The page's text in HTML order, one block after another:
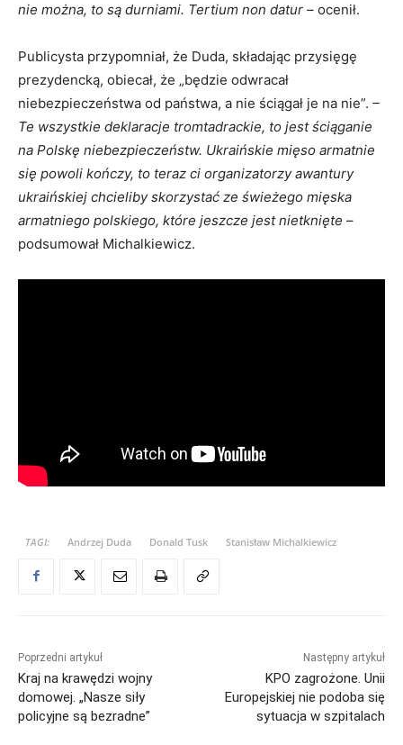
nie można, to są durniami. Tertium non datur – ocenił.
Publicysta przypomniał, że Duda, składając przysięgę
prezydencką, obiecał, że „będzie odwracał
niebezpieczeństwa od państwa, a nie ściągał je na nie”. –
Te wszystkie deklaracje tromtadrackie, to jest ściąganie
na Polskę niebezpieczeństw. Ukraińskie mięso armatnie
się powoli kończy, to teraz ci organizatorzy awantury
ukraińskiej chcieliby skorzystać ze świeżego mięska
armatniego polskiego, które jeszcze jest nietknięte –
podsumował Michalkiewicz.
TAGI: Andrzej Duda Donald Tusk Stanisław Michalkiewicz
Poprzedni artykuł
Kraj na krawędzi wojny
domowej. „Nasze siły
policyjne są bezradne”
Następny artykuł
KPO zagrożone. Unii
Europejskiej nie podoba się
sytuacja w szpitalach